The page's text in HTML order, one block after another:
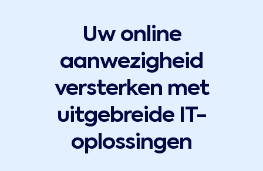
Uw online
aanwezigheid
versterken met
uitgebreide IT-
oplossingen